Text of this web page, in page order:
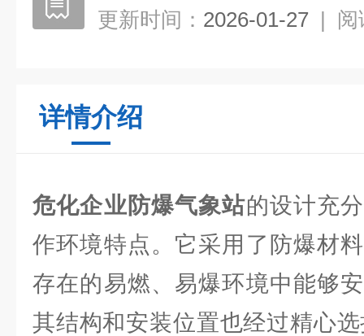
更新时间： 2026-01-27 | 阅
详情介绍
危化企业防爆气象站的设计充
作环境特点。它采用了防爆材
存在的易燃、易爆环境中能够
其结构和安装位置也经过精心